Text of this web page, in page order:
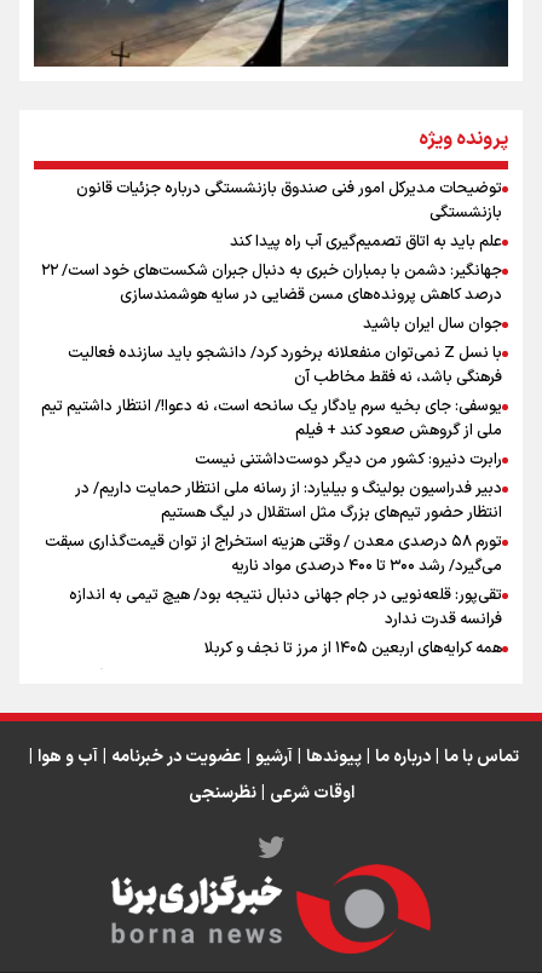
از طلوع خیابان‌ها تا غروب اشک
سه حسرتی که به دلم ماند
مومنِ مقتدرِ مظلوم
اینفو برنا / توصیه‌هایی طلایی برای پیاده روی اربعین
اینفو برنا / جدول کامل فاصله مرز شلمچه تا شهرهای زیارتی
عراق
اینفو برنا/ میزان مالیات بر ارزش افزوده چقدر است؟
پرونده ویژه
توضیحات مدیرکل امور فنی صندوق بازنشستگی درباره جزئیات قانون
بازنشستگی
علم باید به اتاق تصمیم‌گیری آب راه پیدا کند
جهانگیر: دشمن با بمباران خبری به دنبال جبران شکست‌های خود است/ ۲۲
درصد کاهش پرونده‌های مسن قضایی در سایه هوشمندسازی
جوان سال ایران باشید
با نسل Z نمی‌توان منفعلانه برخورد کرد/ دانشجو باید سازنده فعالیت
فرهنگی باشد، نه فقط مخاطب آن
یوسفی: جای بخیه سرم یادگار یک سانحه است، نه دعوا!/ انتظار داشتیم تیم
ملی از گروهش صعود کند + فیلم
رابرت دنیرو: کشور من دیگر دوست‌داشتنی نیست
دبیر فدراسیون بولینگ و بیلیارد: از رسانه ملی انتظار حمایت داریم/ در
انتظار حضور تیم‌های بزرگ مثل استقلال در لیگ هستیم
تورم ۵۸ درصدی معدن / وقتی هزینه استخراج از توان قیمت‌گذاری سبقت
می‌گیرد/ رشد ۳۰۰ تا ۴۰۰ درصدی مواد ناریه
تقی‌پور: قلعه‌نویی در جام جهانی دنبال نتیجه بود/ هیچ تیمی به اندازه
فرانسه قدرت ندارد
همه کرایه‌های اربعین ۱۴۰۵ از مرز تا نجف و کربلا
اربعین اولی‌ها حتما بخوانند!
تماس با ما | درباره ما | پیوندها | آرشیو | عضویت در خبرنامه | آب و هوا |
اوقات شرعی | نظرسنجی